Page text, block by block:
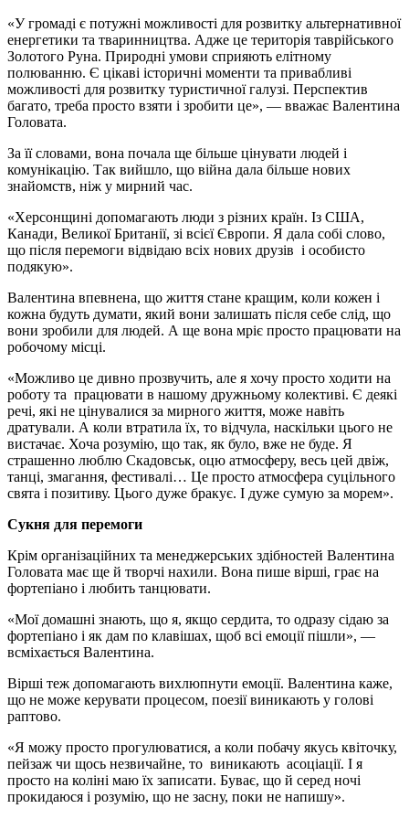
«У громаді є потужні можливості для розвитку альтернативної
енергетики та тваринництва. Адже це територія таврійського
Золотого Руна. Природні умови сприяють елітному
полюванню. Є цікаві історичні моменти та привабливі
можливості для розвитку туристичної галузі. Перспектив
багато, треба просто взяти і зробити це», — вважає Валентина
Головата.
За її словами, вона почала ще більше цінувати людей і
комунікацію. Так вийшло, що війна дала більше нових
знайомств, ніж у мирний час.
«Херсонщині допомагають люди з різних країн. Із США,
Канади, Великої Британії, зі всієї Європи. Я дала собі слово,
що після перемоги відвідаю всіх нових друзів і особисто
подякую».
Валентина впевнена, що життя стане кращим, коли кожен і
кожна будуть думати, який вони залишать після себе слід, що
вони зробили для людей. А ще вона мріє просто працювати на
робочому місці.
«Можливо це дивно прозвучить, але я хочу просто ходити на
роботу та працювати в нашому дружньому колективі. Є деякі
речі, які не цінувалися за мирного життя, може навіть
дратували. А коли втратила їх, то відчула, наскільки цього не
вистачає. Хоча розумію, що так, як було, вже не буде. Я
страшенно люблю Скадовськ, оцю атмосферу, весь цей двіж,
танці, змагання, фестивалі… Це просто атмосфера суцільного
свята і позитиву. Цього дуже бракує. І дуже сумую за морем».
Сукня для перемоги
Крім організаційних та менеджерських здібностей Валентина
Головата має ще й творчі нахили. Вона пише вірші, грає на
фортепіано і любить танцювати.
«Мої домашні знають, що я, якщо сердита, то одразу сідаю за
фортепіано і як дам по клавішах, щоб всі емоції пішли», —
всміхається Валентина.
Вірші теж допомагають вихлюпнути емоції. Валентина каже,
що не може керувати процесом, поезії виникають у голові
раптово.
«Я можу просто прогулюватися, а коли побачу якусь квіточку,
пейзаж чи щось незвичайне, то виникають асоціації. І я
просто на коліні маю їх записати. Буває, що й серед ночі
прокидаюся і розумію, що не засну, поки не напишу».